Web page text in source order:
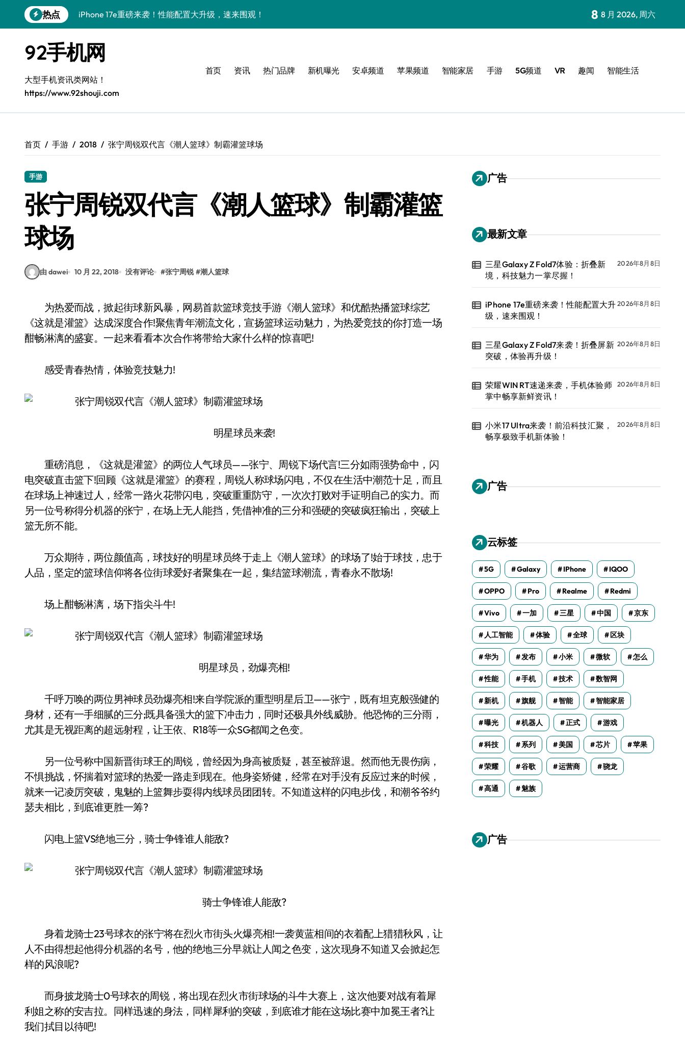
到
热点
iPhone 17e重磅来袭！性能配置大升级，速来围观！
荣耀WIN RT速递来袭，手机体验师掌中畅享新鲜资讯！
小米17 Ultra来袭！前沿科技汇聚，畅享极致手机新体验！
vivo S50深度体验：亮点大揭秘+超实用技巧速递！
小米17抢先体验！最新动态+超实用功能一网打尽！
OPPO Find X9抢先揭秘！超强功能+最新资讯一手掌握
三星Galaxy Z Fold7体验：折叠新境，科技魅力一掌尽握！
8 8 月 2026, 周六
92手机网
大型手机资讯类网站！
https://www.92shouji.com
首页 资讯 热门品牌 新机曝光 安卓频道 苹果频道 智能家居 手游 5G频道 VR 趣闻 智能生活
首页 手游 2018 张宁周锐双代言《潮人篮球》制霸灌篮球场
手游
张宁周锐双代言《潮人篮球》制霸灌篮
球场
由 dawei 10 月 22, 2018 没有评论 #张宁周锐 #潮人篮球
为热爱而战，掀起街球新风暴，网易首款篮球竞技手游《潮人篮球》和优酷热播篮球综艺
《这就是灌篮》达成深度合作!聚焦青年潮流文化，宣扬篮球运动魅力，为热爱竞技的你打造一场
酣畅淋漓的盛宴。一起来看看本次合作将带给大家什么样的惊喜吧!
感受青春热情，体验竞技魅力!
明星球员来袭!
重磅消息，《这就是灌篮》的两位人气球员——张宁、周锐下场代言!三分如雨强势命中，闪
电突破直击篮下!回顾《这就是灌篮》的赛程，周锐人称球场闪电，不仅在生活中潮范十足，而且
在球场上神速过人，经常一路火花带闪电，突破重重防守，一次次打败对手证明自己的实力。而
另一位号称得分机器的张宁，在场上无人能挡，凭借神准的三分和强硬的突破疯狂输出，突破上
篮无所不能。
万众期待，两位颜值高，球技好的明星球员终于走上《潮人篮球》的球场了!始于球技，忠于
人品，坚定的篮球信仰将各位街球爱好者聚集在一起，集结篮球潮流，青春永不散场!
场上酣畅淋漓，场下指尖斗牛!
明星球员，劲爆亮相!
千呼万唤的两位男神球员劲爆亮相!来自学院派的重型明星后卫——张宁，既有坦克般强健的
身材，还有一手细腻的三分;既具备强大的篮下冲击力，同时还极具外线威胁。他恐怖的三分雨，
尤其是无视距离的超远射程，让王依、R18等一众SG都闻之色变。
另一位号称中国新晋街球王的周锐，曾经因为身高被质疑，甚至被辞退。然而他无畏伤病，
不惧挑战，怀揣着对篮球的热爱一路走到现在。他身姿矫健，经常在对手没有反应过来的时候，
就来一记凌厉突破，鬼魅的上篮舞步耍得内线球员团团转。不知道这样的闪电步伐，和潮爷爷约
瑟夫相比，到底谁更胜一筹?
闪电上篮VS绝地三分，骑士争锋谁人能敌?
骑士争锋谁人能敌?
身着龙骑士23号球衣的张宁将在烈火市街头火爆亮相!一袭黄蓝相间的衣着配上猎猎秋风，让
人不由得想起他得分机器的名号，他的绝地三分早就让人闻之色变，这次现身不知道又会掀起怎
样的风浪呢?
而身披龙骑士0号球衣的周锐，将出现在烈火市街球场的斗牛大赛上，这次他要对战有着犀
利姐之称的安吉拉。同样迅速的身法，同样犀利的突破，到底谁才能在这场比赛中加冕王者?让
我们拭目以待吧!
广告
最新文章
三星Galaxy Z Fold7体验：折叠新
境，科技魅力一掌尽握！
2026年8月8日
iPhone 17e重磅来袭！性能配置大升
级，速来围观！
2026年8月8日
三星Galaxy Z Fold7来袭！折叠屏新
突破，体验再升级！
2026年8月8日
荣耀WIN RT速递来袭，手机体验师
掌中畅享新鲜资讯！
2026年8月8日
小米17 Ultra来袭！前沿科技汇聚，
畅享极致手机新体验！
2026年8月8日
广告
云标签
5G Galaxy IPhone IQOO
OPPO Pro Realme Redmi
Vivo 一加 三星 中国 京东
人工智能 体验 全球 区块
华为 发布 小米 微软 怎么
性能 手机 技术 数智网
新机 旗舰 智能 智能家居
曝光 机器人 正式 游戏
科技 系列 美国 芯片 苹果
荣耀 谷歌 运营商 骁龙
高通 魅族
广告